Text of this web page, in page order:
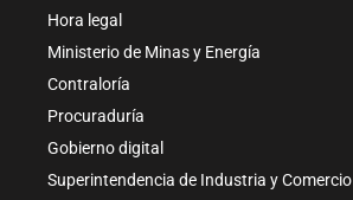
Hora legal
Ministerio de Minas y Energía
Contraloría
Procuraduría
Gobierno digital
Superintendencia de Industria y Comercio